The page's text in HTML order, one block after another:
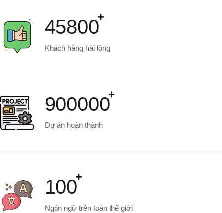
45800
Khách hàng hài lòng
900000
Dự án hoàn thành
100
Ngôn ngữ trên toàn thế giới